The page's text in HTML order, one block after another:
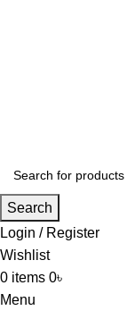
Search
Login / Register
Wishlist
0 items 0৳
Menu